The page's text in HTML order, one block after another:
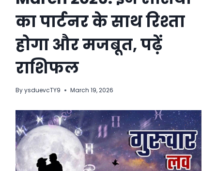
का पार्टनर के साथ रिश्ता
होगा और मजबूत, पढ़ें
राशिफल
ByysduevcTY9 March 19, 2026